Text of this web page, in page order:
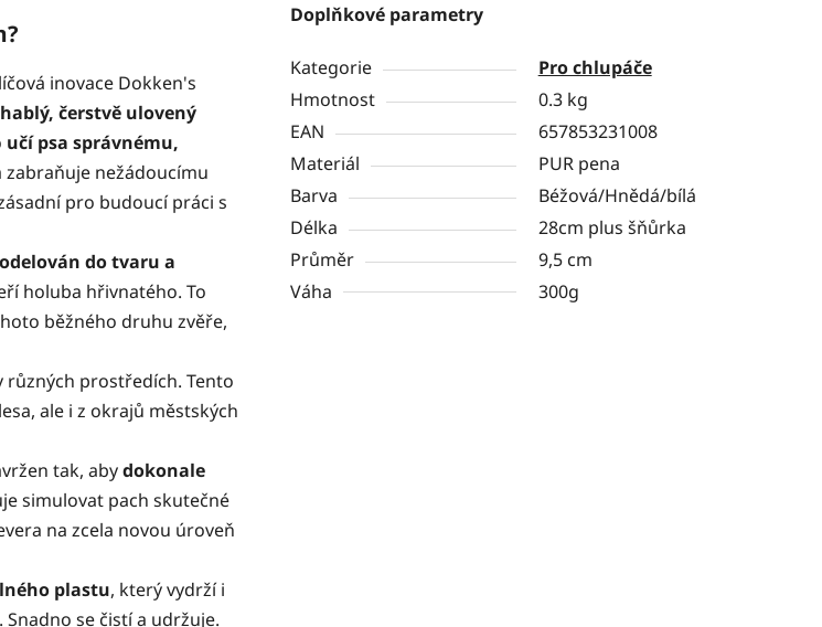
inovace Dokken's
čerstvě ulovený
učí psa správnému,
zabraňuje nežádoucímu
pro budoucí práci s
do tvaru a
holuba hřivnatého. To
běžného druhu zvěře,
různých prostředích. Tento
ale i z okrajů městských
tak, abydokonale
simulovat pach skutečné
na zcela novou úroveň
plastu, který vydrží i
se čistí a udržuje.
Doplňkové parametry
Kategorie
Pro chlupáče
Hmotnost
0.3 kg
EAN
657853231008
Materiál
PUR pena
Barva
Béžová/Hnědá/bílá
Délka
28cm plus šňůrka
Průměr
9,5 cm
Váha
300g